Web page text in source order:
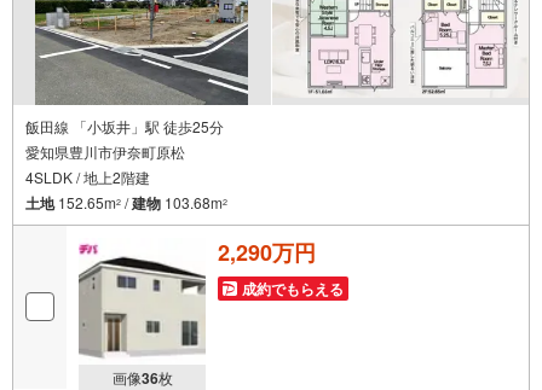
受
け
取
る
・
条
を
マ
飯田線 「小坂井」駅 徒歩25分
愛知県豊川市伊奈町原松
4SLDK / 地上2階建
土地152.65m2 /建物 103.68m2
画像36枚
2,290万円
成約でもらえる